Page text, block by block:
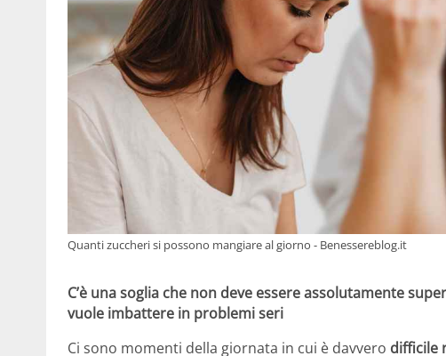
Quanti zuccheri si possono mangiare al giorno - Benessereblog.it
C’è una soglia che non deve essere assolutamente
vuole imbattere in problemi seri
Ci sono momenti della giornata in cui è davvero difficile